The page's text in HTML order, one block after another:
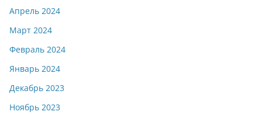
Апрель 2024
Март 2024
Февраль 2024
Январь 2024
Декабрь 2023
Ноябрь 2023